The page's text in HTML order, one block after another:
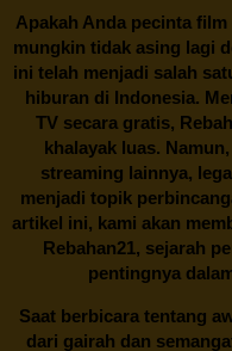
Apakah Anda pecinta
mungkin tidak asing lagi
ini telah menjadi salah
hiburan di Indonesia.
TV secara gratis,
khalayak luas.
streaming lainnya,
menjadi topik
artikel ini, kami akan
Rebahan21, sejarah
pentingnya
Saat berbicara tentang
dari gairah dan